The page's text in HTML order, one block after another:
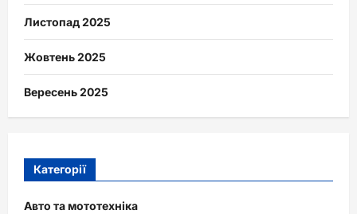
Листопад 2025
Жовтень 2025
Вересень 2025
Категорії
Авто та мототехніка